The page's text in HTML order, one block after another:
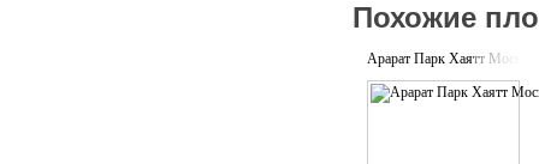
Похожие
Арарат Парк Хаятт Москва